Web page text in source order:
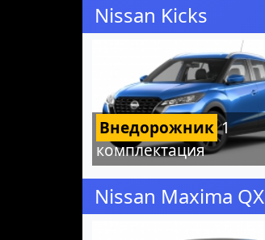
Nissan Kicks
Внедорожник1
комплектация
Nissan Maxima QX